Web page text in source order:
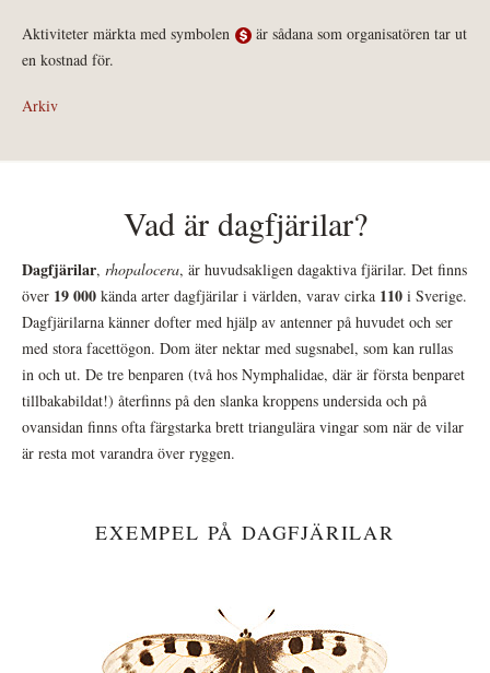
Aktiviteter märkta med symbolen
är sådana som organisatören tar ut
en kostnad för.
Arkiv
Vad är dagfjärilar?
Dagfjärilar, rhopalocera, är huvudsakligen dagaktiva fjärilar. Det finns
över 19 000 kända arter dagfjärilar i världen, varav cirka 110 i Sverige.
Dagfjärilarna känner dofter med hjälp av antenner på huvudet och ser
med stora facettögon. Dom äter nektar med sugsnabel, som kan rullas
in och ut. De tre benparen (två hos Nymphalidae, där är första benparet
tillbakabildat!) återfinns på den slanka kroppens undersida och på
ovansidan finns ofta färgstarka brett triangulära vingar som när de vilar
är resta mot varandra över ryggen.
EXEMPEL PÅ DAGFJÄRILAR